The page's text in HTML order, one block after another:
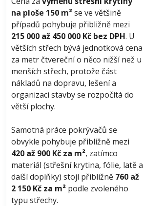
na ploše 150 m²se ve většině
případů pohybuje přibližně mezi
215 000 až 450 000 Kč bez DPH. U
větších střech bývá jednotková cena
za metr čtvereční o něco nižší než u
menších střech, protože část
nákladů na dopravu, lešení a
organizaci stavby se rozpočítá do
větší plochy.
Samotná práce pokrývačů se
obvykle pohybuje přibližně mezi
420 až 900 Kč za m², zatímco
materiál (střešní krytina, fólie, latě a
další doplňky) stojí přibližně 760 až
2 150 Kč za m² podle zvoleného
typu střechy.